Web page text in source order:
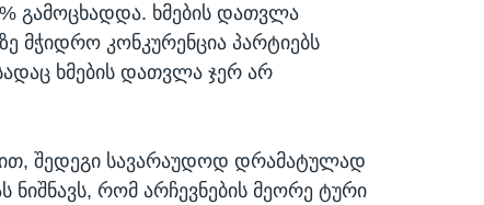
გამოცხადდა. ხმების დათვლა
მჭიდრო კონკურენცია პარტიებს
ხმების დათვლა ჯერ არ
შედეგი სავარაუდოდ დრამატულად
ნიშნავს, რომ არჩევნების მეორე ტური